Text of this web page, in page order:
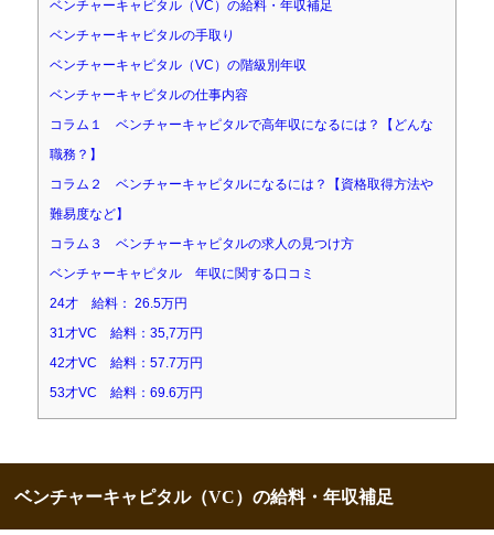
ベンチャーキャピタル（VC）の給料・年収補足
ベンチャーキャピタルの手取り
ベンチャーキャピタル（VC）の階級別年収
ベンチャーキャピタルの仕事内容
コラム１ ベンチャーキャピタルで高年収になるには？【どんな
職務？】
コラム２ ベンチャーキャピタルになるには？【資格取得方法や
難易度など】
コラム３ ベンチャーキャピタルの求人の見つけ方
ベンチャーキャピタル 年収に関する口コミ
24才 給料： 26.5万円
31才VC 給料：35,7万円
42才VC 給料：57.7万円
53才VC 給料：69.6万円
ベンチャーキャピタル（VC）の給料・年収補足